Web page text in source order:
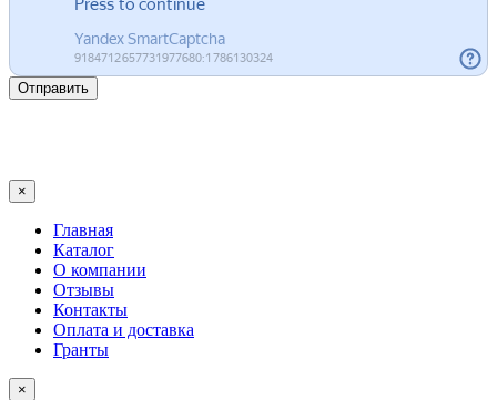
Отправить
×
Главная
Каталог
О компании
Отзывы
Контакты
Оплата и доставка
Гранты
×